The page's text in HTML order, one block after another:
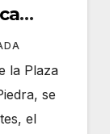
la Plaza
se
el